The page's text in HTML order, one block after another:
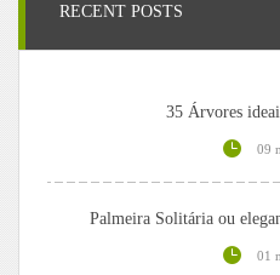
RECENT POSTS
35 Árvores
09
Palmeira Solitária ou
01